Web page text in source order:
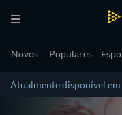
Novos Populares
Atualmente disponível